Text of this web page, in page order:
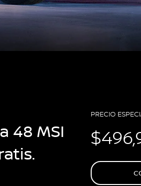
48 MSI
PRECIO